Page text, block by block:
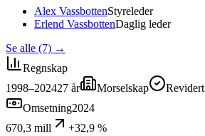
Alex VassbottenStyreleder
Erlend VassbottenDaglig leder
Se alle (7) →
Regnskap
1998–202427 år Morselskap
Revidert
Omsetning2024
670,3 mill
+32,9 %